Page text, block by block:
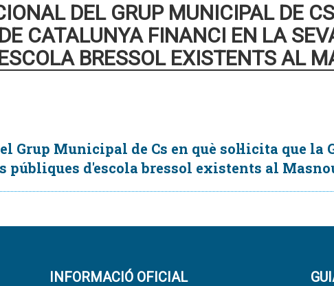
DEL GRUP MUNICIPAL DE
CATALUNYA FINANCI EN LA
BRESSOL EXISTENTS AL
Grup Municipal de Cs en què sol·licita que
públiques d'escola bressol existents al
INFORMACIÓ OFICIAL